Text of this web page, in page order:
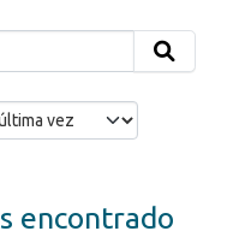
encontrado